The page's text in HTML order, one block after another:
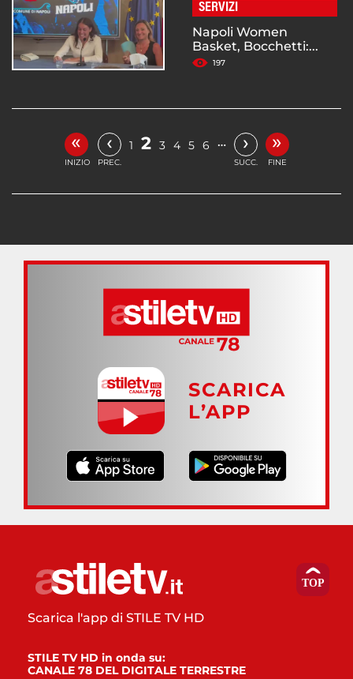
SERVIZI
Napoli Women
Basket, Bocchetti:...
197
«
INIZIO
‹
PREC.
1 2 3 4 5 6 … ›
SUCC.
»
FINE
SCARICA
L’APP
Scarica l'app di STILE TV HD
STILE TV HD in onda su:
CANALE 78 DEL DIGITALE TERRESTRE